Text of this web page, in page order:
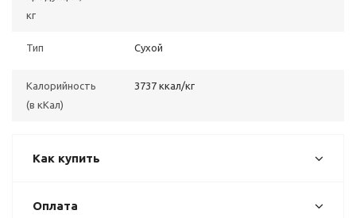
кг
Тип Сухой
Калорийность
(в кКал)
3737 ккал/кг
Как купить
Оплата